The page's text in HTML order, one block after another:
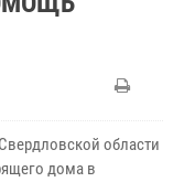
области
дома в